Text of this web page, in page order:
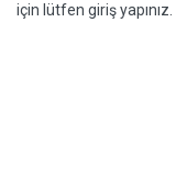
için lütfen giriş yapınız.